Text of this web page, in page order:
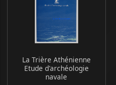
La Trière Athénienne
Etude d'archéologie
navale